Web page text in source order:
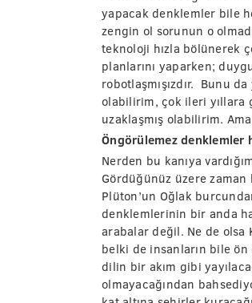
yapacak denklemler bile
zengin ol sorunun o
teknoloji hızla bölünerek
planlarını yaparken;
robotlaşmışızdır. Bunu
olabilirim, çok ileri yıllara
uzaklaşmış olabilirim.
Öngörülemez denklemler
Nerden bu kanıya
Gördüğünüz üzere zaman
Plüton’un Oğlak
denklemlerinin bir anda
arabalar değil. Ne de olsa
belki de insanların bile
dilin bir akım gibi
olmayacağından